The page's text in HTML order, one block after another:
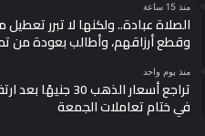
منذ 15 ساعة
الصلاة عبادة.. ولكنها لا تبرر
وقطع أرزاقهم، وأطالب بعودة من
منذ يوم واحد
تراجع أسعار الذهب 30
في ختام تعاملات الجمعة